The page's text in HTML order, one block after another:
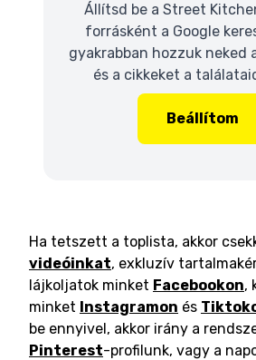
Állítsd be a Street
forrásként a Google
gyakrabban hozzuk neked
és a cikkeket a
Beállítom
Ha tetszett a toplista, akkor
videóinkat, exkluzív
lájkoljatok minket Facebookon,
minket Instagramon és
be ennyivel, akkor irány a
Pinterest-profilunk, vagy a